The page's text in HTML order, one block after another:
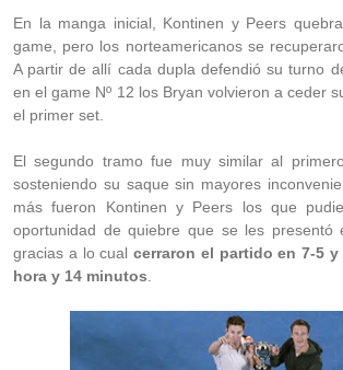
En la manga inicial, Kontinen y Peers
game, pero los norteamericanos se
A partir de allí cada dupla defendió su turno
en el game Nº 12 los Bryan volvieron a ceder
el primer set.
El segundo tramo fue muy similar al
sosteniendo su saque sin mayores
más fueron Kontinen y Peers los que
oportunidad de quiebre que se les presentó
gracias a lo cualcerraron el partido en 7-5
hora y 14 minutos